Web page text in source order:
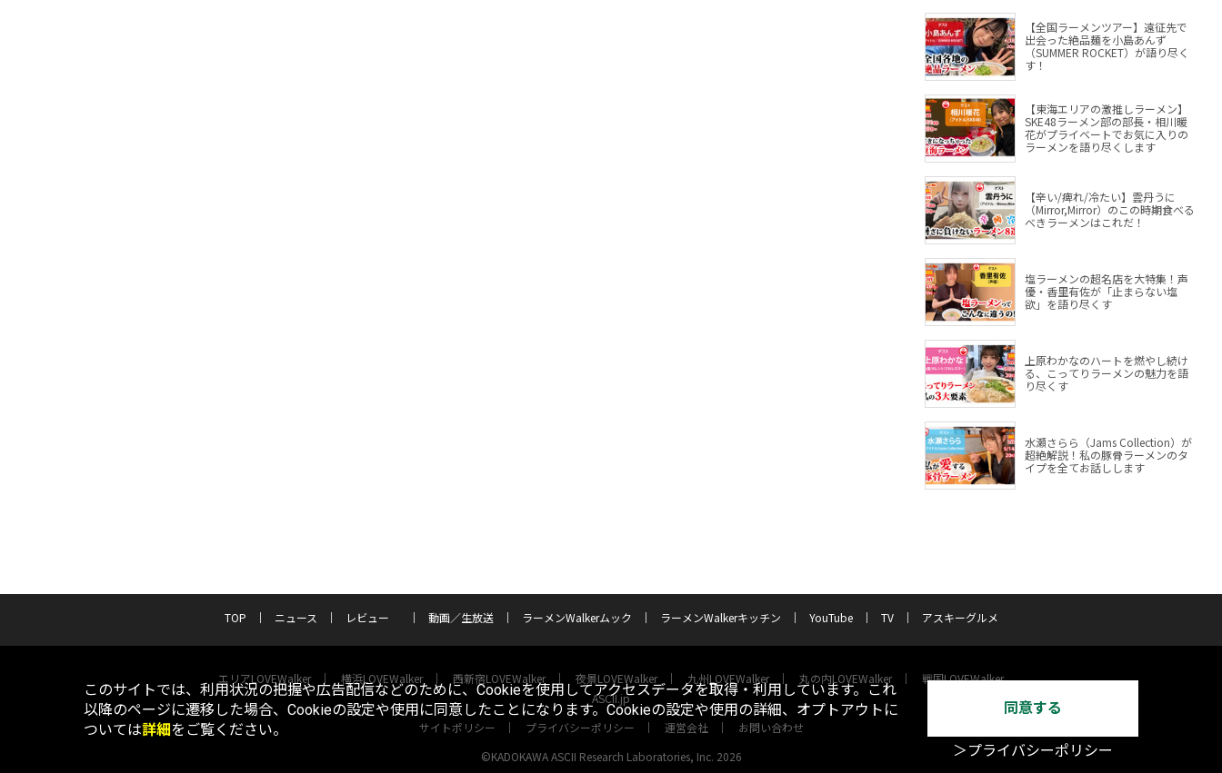
【全国ラーメンツアー】遠征先で
出会った絶品麺を小島あんず
（SUMMER ROCKET）が語り尽く
す！
【東海エリアの激推しラーメン】
SKE48ラーメン部の部長・相川暖
花がプライベートでお気に入りの
ラーメンを語り尽くします
【辛い/痺れ/冷たい】雲丹うに
（Mirror,Mirror）のこの時期食べる
べきラーメンはこれだ！
塩ラーメンの超名店を大特集！声
優・香里有佐が「止まらない塩
欲」を語り尽くす
上原わかなのハートを燃やし続け
る、こってりラーメンの魅力を語
り尽くす
水瀬さらら（Jams Collection）が
超絶解説！私の豚骨ラーメンのタ
イプを全てお話しします
TOP ニュース レビュー 動画／生放送 ラーメンWalkerムック ラーメンWalkerキッチン YouTube TV アスキーグルメ
エリアLOVEWalker 横浜LOVEWalker 西新宿LOVEWalker 夜景LOVEWalker 九州LOVEWalker 丸の内LOVEWalker
戦国LOVEWalker
ASCII.jp
サイトポリシー
プライバシーポリシー 運営会社
お問い合わせ
©KADOKAWA ASCII Research Laboratories, Inc. 2026
このサイトでは、利用状況の把握や広告配信などのために、Cookieを使用してアクセスデータを取得・利用しています。これ
以降のページに遷移した場合、Cookieの設定や使用に同意したことになります。Cookieの設定や使用の詳細、オプトアウトに
ついては詳細をご覧ください。
同意する
＞プライバシーポリシー